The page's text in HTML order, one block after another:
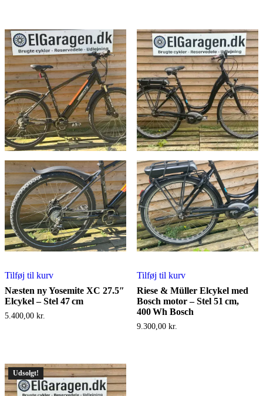
3.000,00 kr..2.600,00 kr..
Tilføj til kurv
Næsten ny Yosemite XC 27.5″
Elcykel – Stel 47 cm
5.400,00 kr.
Tilføj til kurv
Riese & Müller Elcykel med
Bosch motor – Stel 51 cm,
400 Wh Bosch
9.300,00 kr.
Udsolgt!